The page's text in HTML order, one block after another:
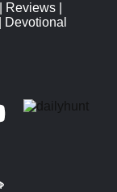
Reviews
Devotional